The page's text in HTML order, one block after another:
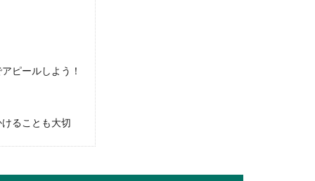
内定をもらった企業の条件と自分の条件が合わないなどの理由
ピールしよう！
ることも大切